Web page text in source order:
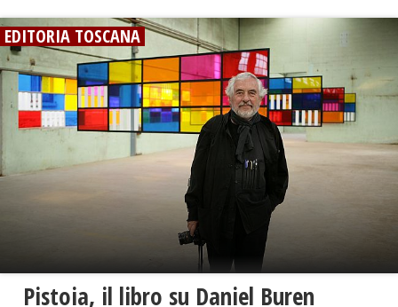
EDITORIA TOSCANA
Pistoia, il libro su Daniel Buren